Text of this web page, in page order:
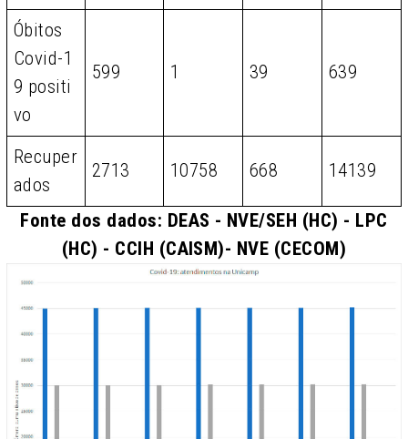
Óbitos
Covid-1
9 positi
vo
599 1 39 639
Recuper
ados
2713 10758 668 14139
Fonte dos dados: DEAS - NVE/SEH (HC) - LPC
(HC) - CCIH (CAISM)- NVE (CECOM)